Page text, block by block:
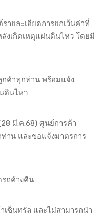
ายละเอียดการยกเว้นค่าที่
งเกิดเหตุแผ่นดินไหว โดยมี
กค้าทุกท่าน พร้อมแจ้ง
ดินไหว
มี.ค.68) ศูนย์การค้า
าน และขอแจ้งมาตรการ
ถค้างคืน
เซ็นทรัล และไม่สามารถนำ